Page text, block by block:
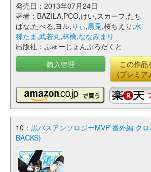
発売日：2013年07月24日
著者：BAZILA,PCO,けい,スカーフ,たち
ばな,たべる,ヨル, りぃ,黒兎,桜ちえり,水
稀たま ,武若丸,林檎,ななみまり
出版社：ふゅーじょんぷろだくと
購入管理
この作品
(プレミア
10： 黒バスアンソロジーMVP 番外編 ク
BACKS)